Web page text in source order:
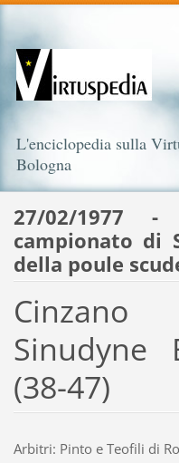
L'enciclopedia sulla
Bologna
27/02/1977
campionato di
della poule
Sinudyne
(38-47)
Arbitri: Pinto e Teofili di